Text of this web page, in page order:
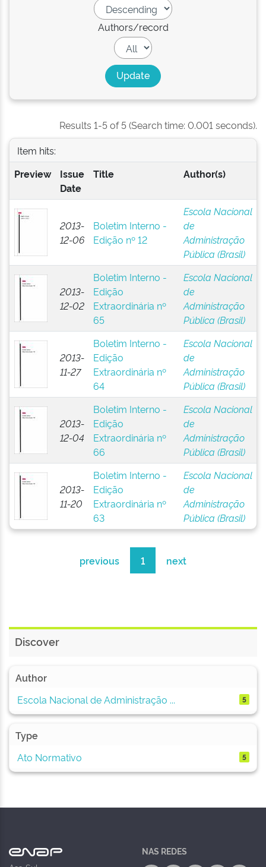
Authors/record
Results 1-5 of 5 (Search time: 0.001 seconds).
Item hits:
Preview
Issue
Date
Title Author(s)
2013-
12-06
Boletim Interno -
Edição nº 12
Escola Nacional
de
Administração
Pública (Brasil)
2013-
12-02
Boletim Interno -
Edição
Extraordinária nº
65
Escola Nacional
de
Administração
Pública (Brasil)
2013-
11-27
Boletim Interno -
Edição
Extraordinária nº
64
Escola Nacional
de
Administração
Pública (Brasil)
2013-
12-04
Boletim Interno -
Edição
Extraordinária nº
66
Escola Nacional
de
Administração
Pública (Brasil)
2013-
11-20
Boletim Interno -
Edição
Extraordinária nº
63
Escola Nacional
de
Administração
Pública (Brasil)
previous 1 next
Discover
Author
Escola Nacional de Administração ...
5
Type
Ato Normativo
5
NAS REDES